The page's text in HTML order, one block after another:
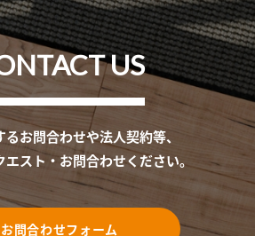
US
お問合わせや法人契約等、
スト・お問合わせください。
お問合わせフォーム